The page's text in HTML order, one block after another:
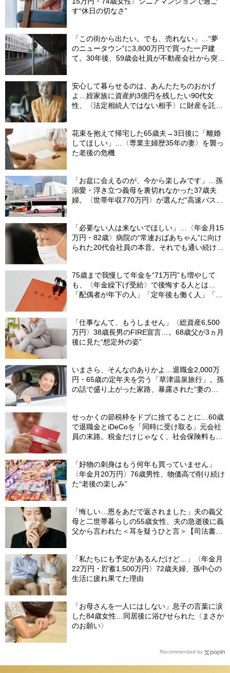
す“休日の切なさ”
「この街から出たい。でも、売れない」…“夢
のニュータウン”に3,800万円で買った一戸建
て。30年後、59歳会社員が不動産会社から突き
安心して暮らせるのは、あんたたちのおかげ
よ…姪家族に資産約3億円を残したい90代女
性、〈法定相続人ではない相手〉に財産を託せ
花束を抱えて帰宅した65歳夫→3日後に「離婚
してほしい」…〈専業主婦歴35年の妻〉を襲っ
た老後の危機
「お盆に会えるのが、今から楽しみです」…孫
溺愛・浮き立つ義母を裏切れなかった37歳夫
婦。〈世帯年収770万円〉が選んだ“高速バス帰
「必要ない人は来ないでほしい」…〈年金月15
万円・82歳〉病院の“常連おばあちゃん”に向け
られた20代会社員の本音。それでも通い続ける
75歳まで我慢して年金を“71万円”も増やして
も、〈年金繰下げ受給〉で後悔する人とは…
「配偶者が年下の人」「定年後も働く人」「特
「仕事なんて、もうしません」〈総資産6,500
万円〉38歳長男のFIRE宣言…。68歳父が3ヵ月
後に見た“想定外の姿”
いまさら、そんなのありかよ…退職金2,000万
円・65歳の定年夫を労う「草津温泉旅行」。孫
の話で盛り上がった家路、暴露された“妻の隠
せっかくの節税枠をドブに捨てることに…60歳
で退職金とiDeCoを「同時に受け取る」元会社
員の末路。税金だけじゃなく、社会保険料も上
「好物の刺身はもう何年も買っていません」
〈年金月20万円〉76歳男性、物価高で削り続け
た“老後の楽しみ”
「悔しい…恩をあだで返されました」夫の義父
母と二世帯暮らしの55歳女性、夫の急逝後に義
父から言われた＜耳を疑うひと言＞【司法書士
「私たちにも予定があるんだけど…」〈年金月
22万円・貯蓄1,500万円〉72歳夫婦、孫中心の
生活に疲れ果てた理由
「お母さんを一人にはしない」息子の言葉に涙
した84歳女性…同居後に浴びせられた〈まさか
のお願い〉
Recommended by